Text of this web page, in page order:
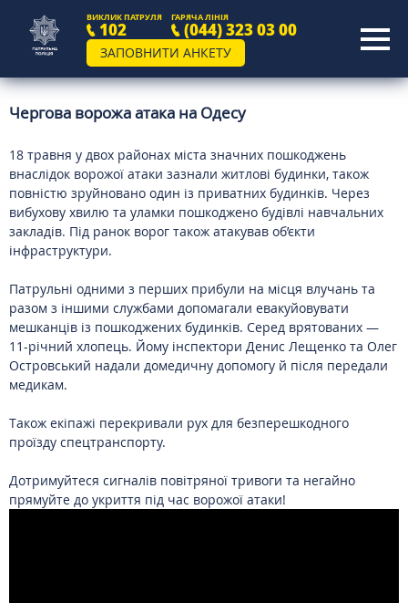
ВИКЛИК ПАТРУЛЯ
102
ГАРЯЧА ЛІНІЯ
(044) 323 03 00
ЗАПОВНИТИ АНКЕТУ
Чергова ворожа атака на Одесу
18 травня у двох районах міста значних пошкоджень
внаслідок ворожої атаки зазнали житлові будинки, також
повністю зруйновано один із приватних будинків. Через
вибухову хвилю та уламки пошкоджено будівлі навчальних
закладів. Під ранок ворог також атакував об’єкти
інфраструктури.
Патрульні одними з перших прибули на місця влучань та
разом з іншими службами допомагали евакуйовувати
мешканців із пошкоджених будинків. Серед врятованих —
11-річний хлопець. Йому інспектори Денис Лещенко та Олег
Островський надали домедичну допомогу й після передали
медикам.
Також екіпажі перекривали рух для безперешкодного
проїзду спецтранспорту.
Дотримуйтеся сигналів повітряної тривоги та негайно
прямуйте до укриття під час ворожої атаки!